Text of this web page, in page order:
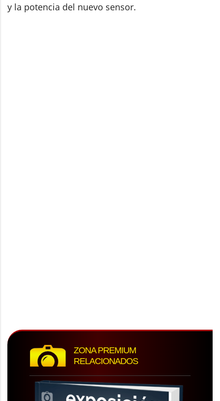
y la potencia del nuevo sensor.
ZONA PREMIUM
RELACIONADOS